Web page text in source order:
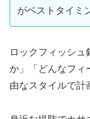
がベストタイミ
ロックフィッシ
か」「どんなフィ
由なスタイルで計